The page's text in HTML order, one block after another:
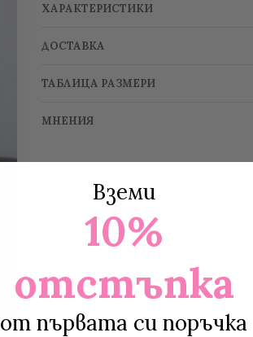
ХАРАКТЕРИСТИКИ
ДОСТАВКА
ТАБЛИЦА РАЗМЕРИ
МНЕНИЯ
Вземи
10%
отстъпка
от първата си поръчка